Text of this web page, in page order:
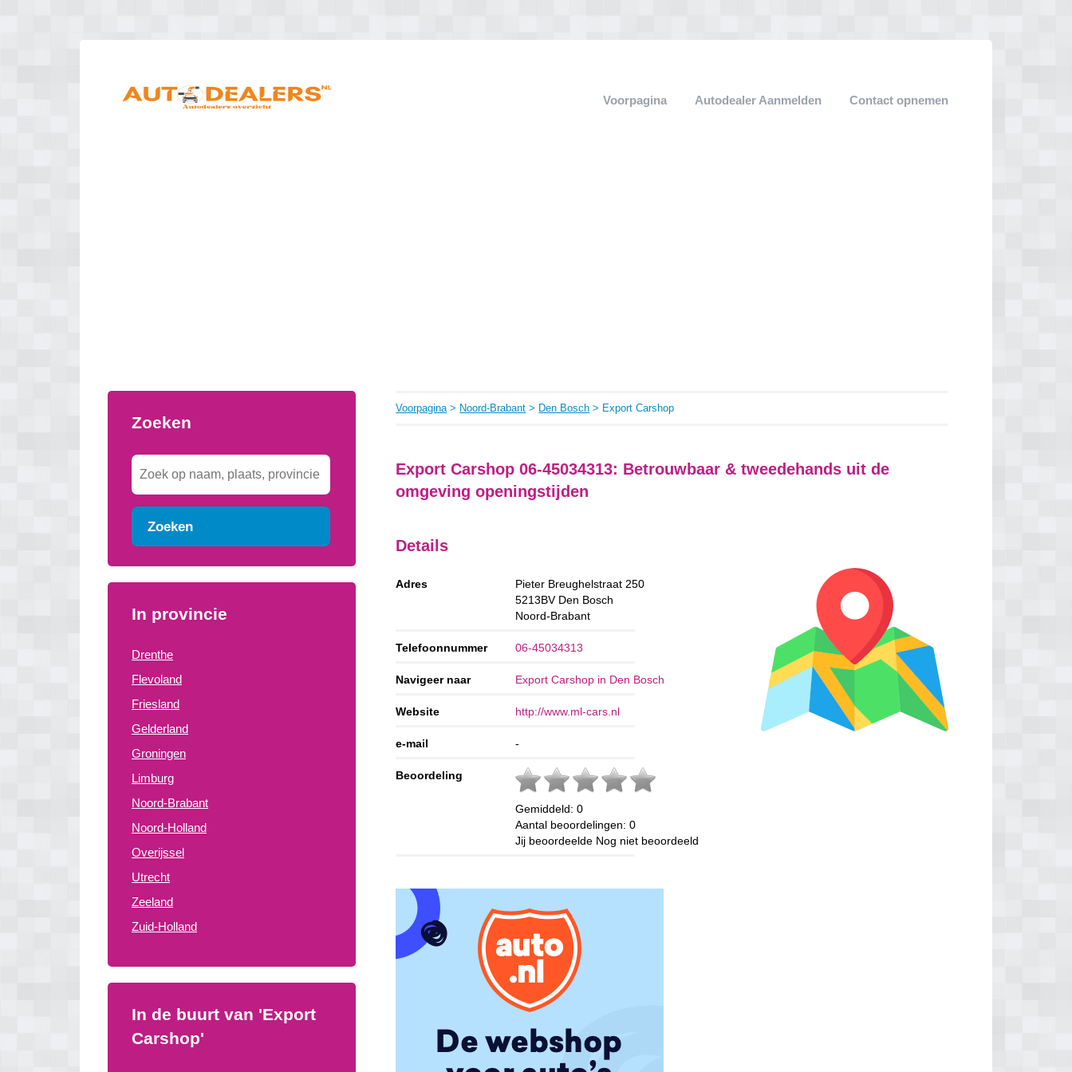
Voorpagina Autodealer Aanmelden Contact opnemen
Zoeken
Zoeken
In provincie
Drenthe
Flevoland
Friesland
Gelderland
Groningen
Limburg
Noord-Brabant
Noord-Holland
Overijssel
Utrecht
Zeeland
Zuid-Holland
In de buurt van 'Export
Carshop'
Voorpagina> Noord-Brabant > Den Bosch > Export Carshop
Export Carshop 06-45034313: Betrouwbaar & tweedehands uit de
omgeving openingstijden
Details
Adres
Pieter Breughelstraat 250
5213BV Den Bosch
Noord-Brabant
Telefoonnummer 06-45034313
Navigeer naar Export Carshop in Den Bosch
Website http://www.ml-cars.nl
e-mail -
Beoordeling
Gemiddeld:0
Aantal beoordelingen:0
Jij beoordeelde Nog niet beoordeeld